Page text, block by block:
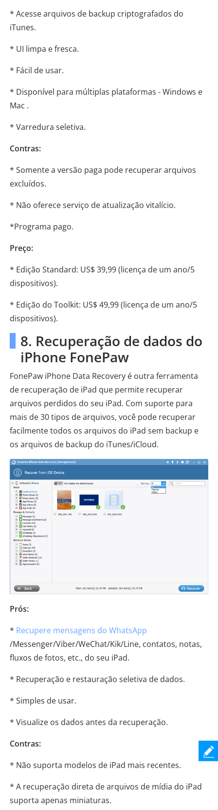
* Acesse arquivos de backup criptografados do
iTunes.
* UI limpa e fresca.
* Fácil de usar.
* Disponível para múltiplas plataformas - Windows e
Mac .
* Varredura seletiva.
Contras:
* Somente a versão paga pode recuperar arquivos
excluídos.
* Não oferece serviço de atualização vitalício.
*Programa pago.
Preço:
* Edição Standard: US$ 39,99 (licença de um ano/5
dispositivos).
* Edição do Toolkit: US$ 49,99 (licença de um ano/5
dispositivos).
8. Recuperação de dados do
iPhone FonePaw
FonePaw iPhone Data Recovery é outra ferramenta
de recuperação de iPad que permite recuperar
arquivos perdidos do seu iPad. Com suporte para
mais de 30 tipos de arquivos, você pode recuperar
facilmente todos os arquivos do iPad sem backup e
os arquivos de backup do iTunes/iCloud.
Prós:
* Recupere mensagens do WhatsApp
/Messenger/Viber/WeChat/Kik/Line, contatos, notas,
fluxos de fotos, etc., do seu iPad.
* Recuperação e restauração seletiva de dados.
* Simples de usar.
* Visualize os dados antes da recuperação.
Contras:
* Não suporta modelos de iPad mais recentes.
* A recuperação direta de arquivos de mídia do iPad
suporta apenas miniaturas.